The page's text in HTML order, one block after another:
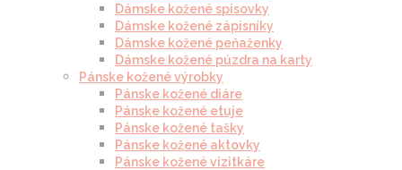
Dámske kožené spisovky
Dámske kožené zápisníky
Dámske kožené peňaženky
Dámske kožené púzdra na karty
Pánske kožené výrobky
Pánske kožené diáre
Pánske kožené etuje
Pánske kožené tašky
Pánske kožené aktovky
Pánske kožené vizitkáre